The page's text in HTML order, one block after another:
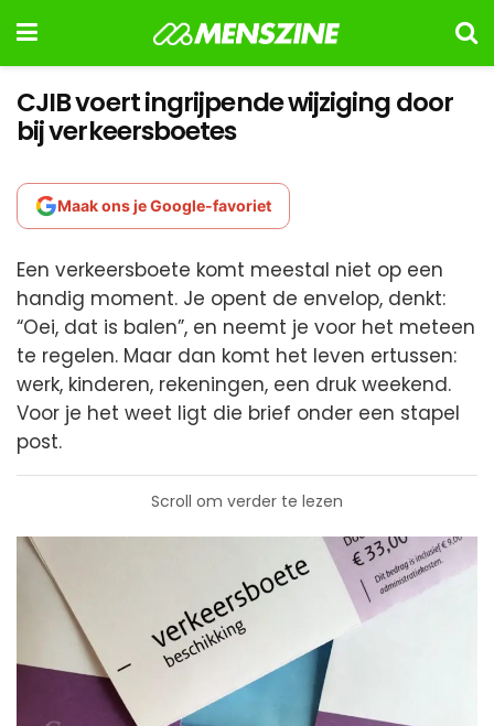
CJIB voert ingrijpende wijziging door
bij verkeersboetes
Maak ons je Google-favoriet
Een verkeersboete komt meestal niet op een
handig moment. Je opent de envelop, denkt:
“Oei, dat is balen”, en neemt je voor het meteen
te regelen. Maar dan komt het leven ertussen:
werk, kinderen, rekeningen, een druk weekend.
Voor je het weet ligt die brief onder een stapel
post.
Scroll om verder te lezen